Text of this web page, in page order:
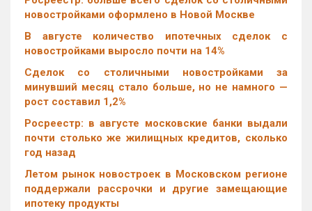
новостройками оформлено в Новой Москве
В августе количество ипотечных сделок с
новостройками выросло почти на 14%
Cделок со столичными новостройками за
минувший месяц стало больше, но не намного —
рост составил 1,2%
Росреестр: в августе московские банки выдали
почти столько же жилищных кредитов, сколько
год назад
Летом рынок новостроек в Московском регионе
поддержали рассрочки и другие замещающие
ипотеку продукты